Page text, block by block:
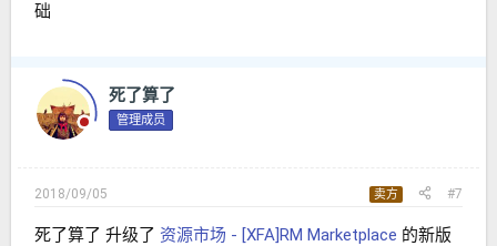
础
死了算了
管理成员
2018/09/05 卖方 #7
死了算了 升级了 资源市场 - [XFA]RM Marketplace 的新版